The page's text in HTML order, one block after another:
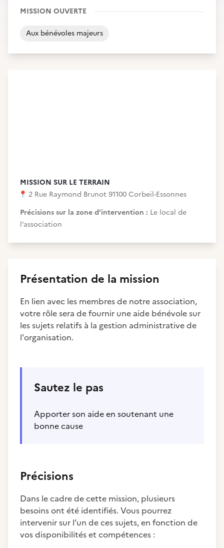
MISSION OUVERTE
Aux bénévoles majeurs
MISSION SUR LE TERRAIN
📍 2 Rue Raymond Brunot 91100 Corbeil-Essonnes
Précisions sur la zone d’intervention : Le local de
l’association
Présentation de la mission
En lien avec les membres de notre association,
votre rôle sera de fournir une aide bénévole sur
les sujets relatifs à la gestion administrative de
l'organisation.
Sautez le pas
Apporter son aide en soutenant une
bonne cause
Précisions
Dans le cadre de cette mission, plusieurs
besoins ont été identifiés. Vous pourrez
intervenir sur l’un de ces sujets, en fonction de
vos disponibilités et compétences :